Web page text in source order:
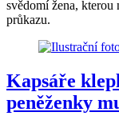
svědomí žena, kterou
průkazu.
Kapsáře
peněženky